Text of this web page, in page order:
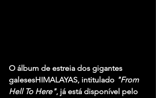
O álbum de estreia dos gigantes
galesesHIMALAYAS, intitulado "From
Hell To Here", já está disponível pelo